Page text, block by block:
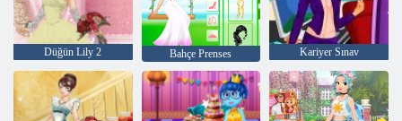
Düğün Lily 2 Bahçe Prenses Kariyer Sınav